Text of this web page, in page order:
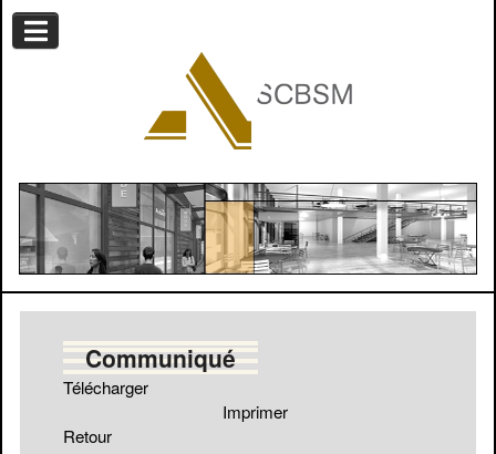
Communiqué
Télécharger
Imprimer
Retour